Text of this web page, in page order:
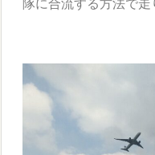
隊に合流する方法で走